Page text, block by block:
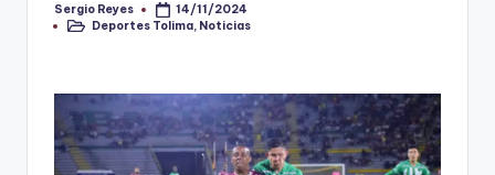
oPublicado
por
Sergio Reyes
14/11/2024
Publicado
Deportes Tolima Noticias